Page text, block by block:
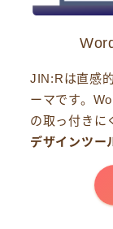
JIN:Rは直感
ーマです。
の取っ付きに
デザインツー